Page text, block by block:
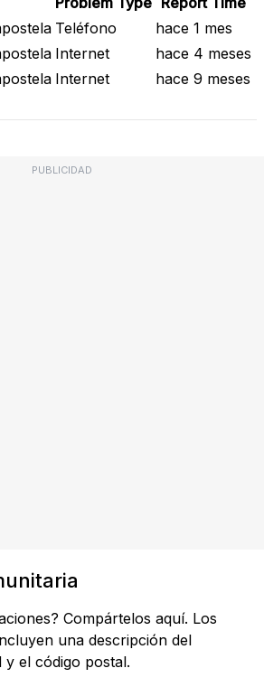
Teléfono
hace 1 mes
Internet
hace 4 meses
Internet hace 9 meses
PUBLICIDAD
Compártelos aquí. Los
una descripción del
y el código postal.